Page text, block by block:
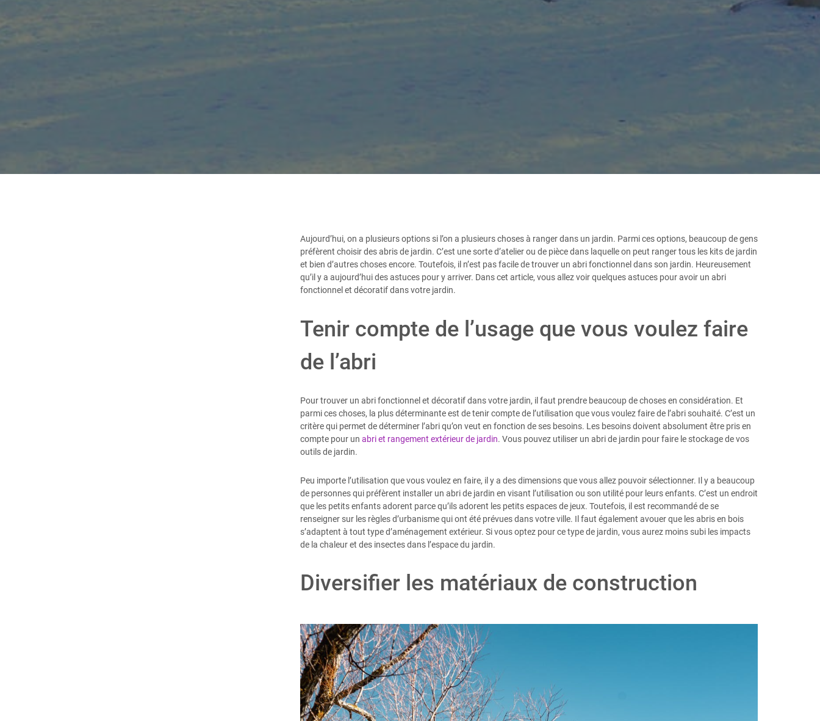
Aujourd’hui, on a plusieurs options si l’on a plusieurs choses à ranger dans un jardin. Parmi ces options, beaucoup de gens
préfèrent choisir des abris de jardin. C’est une sorte d’atelier ou de pièce dans laquelle on peut ranger tous les kits de jardin
et bien d’autres choses encore. Toutefois, il n’est pas facile de trouver un abri fonctionnel dans son jardin. Heureusement
qu’il y a aujourd’hui des astuces pour y arriver. Dans cet article, vous allez voir quelques astuces pour avoir un abri
fonctionnel et décoratif dans votre jardin.
Tenir compte de l’usage que vous voulez faire
de l’abri
Pour trouver un abri fonctionnel et décoratif dans votre jardin, il faut prendre beaucoup de choses en considération. Et
parmi ces choses, la plus déterminante est de tenir compte de l’utilisation que vous voulez faire de l’abri souhaité. C’est un
critère qui permet de déterminer l’abri qu’on veut en fonction de ses besoins. Les besoins doivent absolument être pris en
compte pour un abri et rangement extérieur de jardin. Vous pouvez utiliser un abri de jardin pour faire le stockage de vos
outils de jardin.
Peu importe l’utilisation que vous voulez en faire, il y a des dimensions que vous allez pouvoir sélectionner. Il y a beaucoup
de personnes qui préfèrent installer un abri de jardin en visant l’utilisation ou son utilité pour leurs enfants. C’est un endroit
que les petits enfants adorent parce qu’ils adorent les petits espaces de jeux. Toutefois, il est recommandé de se
renseigner sur les règles d’urbanisme qui ont été prévues dans votre ville. Il faut également avouer que les abris en bois
s’adaptent à tout type d’aménagement extérieur. Si vous optez pour ce type de jardin, vous aurez moins subi les impacts
de la chaleur et des insectes dans l’espace du jardin.
Diversifier les matériaux de construction